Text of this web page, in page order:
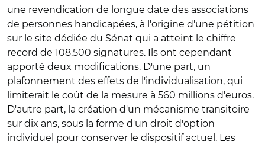
une revendication de longue date des associations
de personnes handicapées, à l'origine d'une pétition
sur le site dédiée du Sénat qui a atteint le chiffre
record de 108.500 signatures. Ils ont cependant
apporté deux modifications. D'une part, un
plafonnement des effets de l'individualisation, qui
limiterait le coût de la mesure à 560 millions d'euros.
D'autre part, la création d'un mécanisme transitoire
sur dix ans, sous la forme d'un droit d'option
individuel pour conserver le dispositif actuel. Les